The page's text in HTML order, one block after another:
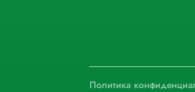
Политика